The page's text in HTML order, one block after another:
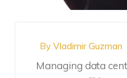
By Vladimir Guzman
Managing data